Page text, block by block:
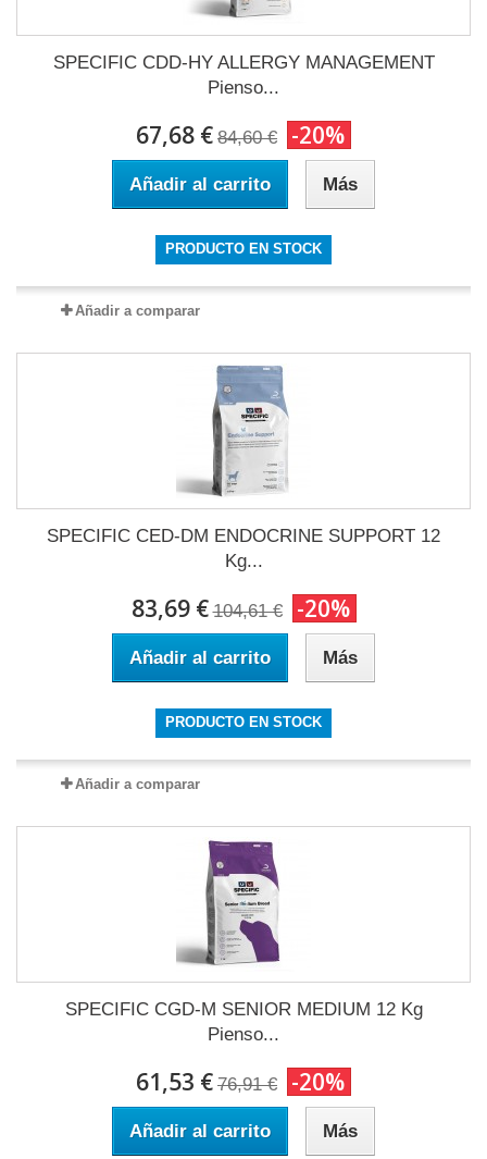
SPECIFIC CDD-HY ALLERGY MANAGEMENT
Pienso...
67,68 € 84,60 € -20%
Añadir al carrito Más
PRODUCTO EN STOCK
Añadir a comparar
SPECIFIC CED-DM ENDOCRINE SUPPORT 12
Kg...
83,69 € 104,61 € -20%
Añadir al carrito Más
PRODUCTO EN STOCK
Añadir a comparar
SPECIFIC CGD-M SENIOR MEDIUM 12 Kg
Pienso...
61,53 € 76,91 € -20%
Añadir al carrito Más